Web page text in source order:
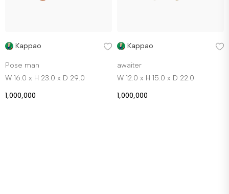
Kappao
Pose man
W 16.0 x H 23.0 x D 29.0
1,000,000
Kappao
awaiter
W 12.0 x H 15.0 x D 22.0
1,000,000